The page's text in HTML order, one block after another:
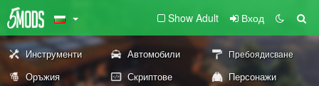
Show Adult Вход
Инструменти Автомобили Пребоядисване
Оръжия Скриптове
Персонажи